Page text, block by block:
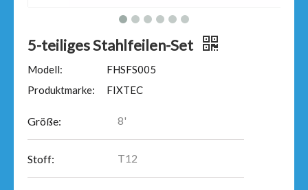
5-teiliges Stahlfeilen-Set
Modell:
FHSFS005
Produktmarke:
FIXTEC
Größe: 8'
Stoff: T12